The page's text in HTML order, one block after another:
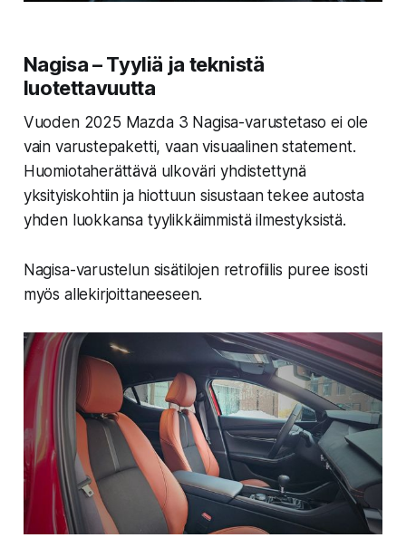
Nagisa – Tyyliä ja teknistä
luotettavuutta
Vuoden 2025 Mazda 3 Nagisa-varustetaso ei ole
vain varustepaketti, vaan visuaalinen statement.
Huomiotaherättävä ulkoväri yhdistettynä
yksityiskohtiin ja hiottuun sisustaan tekee autosta
yhden luokkansa tyylikkäimmistä ilmestyksistä.
Nagisa-varustelun sisätilojen retrofiilis puree isosti
myös allekirjoittaneeseen.